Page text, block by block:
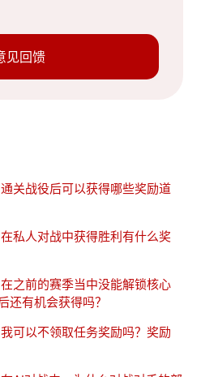
见回馈
通关战役后可以获得哪些奖励道
在私人对战中获得胜利有什么奖
在之前的赛季当中没能解锁核心
还有机会获得吗？
我可以不领取任务奖励吗？奖励